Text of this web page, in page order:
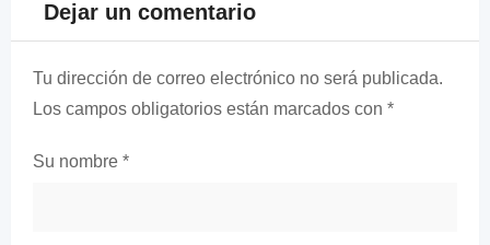
Dejar un comentario
Tu dirección de correo electrónico no será publicada.
Los campos obligatorios están marcados con *
Su nombre *